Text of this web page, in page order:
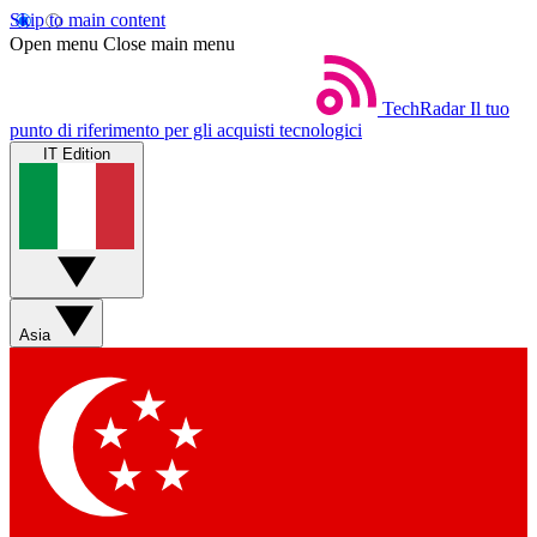
Skip to main content
Open menu Close main menu
TechRadar Il tuo
punto di riferimento per gli acquisti tecnologici
IT Edition
Asia